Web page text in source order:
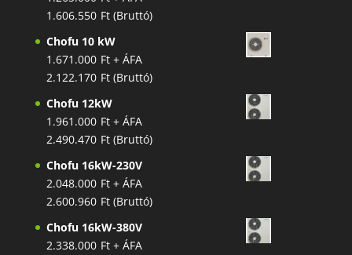
1.606.550 Ft(Bruttó)
Chofu 10 kW
1.671.000 Ft + ÁFA
2.122.170 Ft(Bruttó)
Chofu 12kW
1.961.000 Ft + ÁFA
2.490.470 Ft(Bruttó)
Chofu 16kW-230V
2.048.000 Ft + ÁFA
2.600.960 Ft(Bruttó)
Chofu 16kW-380V
2.338.000 Ft + ÁFA